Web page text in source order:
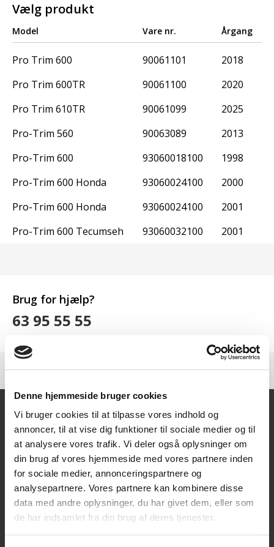
Denne hjemmeside bruger cookies
Vi bruger cookies til at tilpasse vores indhold og
annoncer, til at vise dig funktioner til sociale medier og til
at analysere vores trafik. Vi deler også oplysninger om
din brug af vores hjemmeside med vores partnere inden
for sociale medier, annonceringspartnere og
analysepartnere. Vores partnere kan kombinere disse
data med andre oplysninger, du har givet dem, eller som
de har indsamlet fra din brug af deres tjenester.
Vælg produkt
Model
Pro Trim 600
Pro Trim 600TR
Pro Trim 610TR
Pro-Trim 560
Pro-Trim 600
Pro-Trim 600 Honda
Pro-Trim 600 Honda
Pro-Trim 600 Tecumseh
Vare nr.
90061101
90061100
90061099
90063089
93060018100
93060024100
93060024100
93060032100
Årgang
2018
2020
2025
2013
1998
2000
2001
2001
Brug for hjælp?
63 95 55 55
Kontakt
Texas A/S
Knullen 22
5260 Odense S
CVR: DK66212319